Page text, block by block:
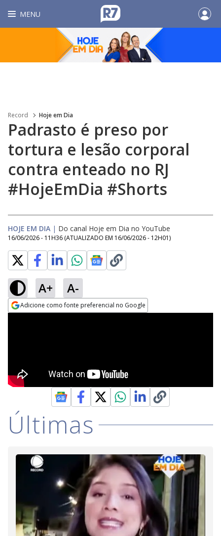
MENU
Record Hoje em Dia
Padrasto é preso por
tortura e lesão corporal
contra enteado no RJ
#HojeEmDia #Shorts
HOJE EM DIA | Do canal Hoje em Dia no YouTube
16/06/2026 - 11H36 (ATUALIZADO EM 16/06/2026 - 12H01)
A+ A-
Adicione como fonte preferencial no Google
Últimas